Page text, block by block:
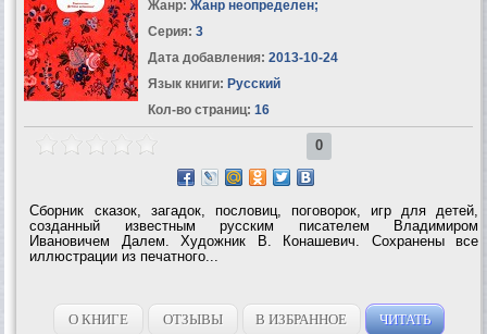
Жанр: Жанр неопределен;
Серия: 3
Дата добавления: 2013-10-24
Язык книги: Русский
Кол-во страниц: 16
0
Сборник сказок, загадок, пословиц, поговорок, игр для детей,
созданный известным русским писателем Владимиром
Ивановичем Далем. Художник В. Конашевич. Сохранены все
иллюстрации из печатного...
О КНИГЕ ОТЗЫВЫ В ИЗБРАННОЕ ЧИТАТЬ